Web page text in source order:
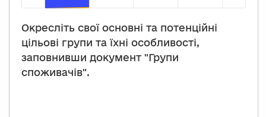
Завдання 1: Визначення груп
Завдання 2: Опитування
Завдання 3:
Окресліть свої основні та потенційні
цільові групи та їхні особливості,
заповнивши документ "Групи
споживачів".